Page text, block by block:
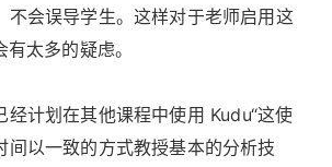
不会误导学生。这样对于老师启用这
太多的疑虑。
经计划在其他课程中使用 Kudu“这使
间以一致的方式教授基本的分析技